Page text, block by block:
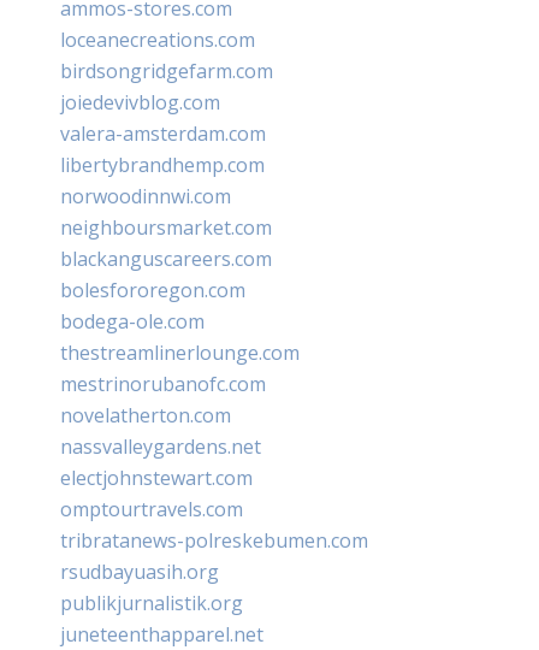
ammos-stores.com
loceanecreations.com
birdsongridgefarm.com
joiedevivblog.com
valera-amsterdam.com
libertybrandhemp.com
norwoodinnwi.com
neighboursmarket.com
blackanguscareers.com
bolesfororegon.com
bodega-ole.com
thestreamlinerlounge.com
mestrinorubanofc.com
novelatherton.com
nassvalleygardens.net
electjohnstewart.com
omptourtravels.com
tribratanews-polreskebumen.com
rsudbayuasih.org
publikjurnalistik.org
juneteenthapparel.net